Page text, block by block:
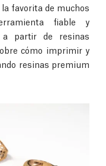
favorita de muchos
fiable y
a partir de resinas
cómo imprimir y
resinas premium